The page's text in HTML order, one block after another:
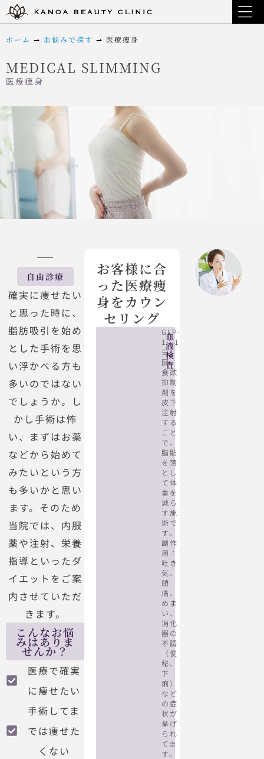
ホーム ⇀ お悩みで探す ⇀ 医療痩身
MEDICAL SLIMMING
医療痩身
自由診療
確実に痩せたい
と思った時に、
脂肪吸引を始め
とした手術を思
い浮かべる方も
多いのではない
でしょうか。し
かし手術は怖
い、まずはお薬
などから始めて
みたいという方
も多いかと思い
ます。そのため
当院では、内服
薬や注射、栄養
指導といったダ
イエットをご案
内させていただ
きます。
こんなお悩
みはありま
せんか？
医療で確実
に痩せたい
手術してま
では痩せた
くない
お客様に合
った医療痩
身をカウン
セリング
HIFU
美
容
点
滴
体
組
成
計
測
血
液
検
査
GLP-
1：1
日1
回、
食欲
抑制
剤を
皮下
注射
する
こと
で、
脂肪
を落
とし
て体
重を
減ら
す施
術で
す。
副作
用：
吐き
気、
頭
痛、
めま
い、
消化
器の
不調
（便
秘、
下
痢）
など
の症
状が
挙げ
られ
てま
す。